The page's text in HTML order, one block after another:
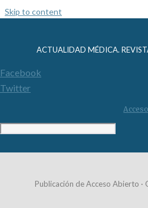
Skip to content
ACTUALIDAD MÉDICA.
Facebook
Twitter
Acceso
Publicación de Acceso Abierto ·